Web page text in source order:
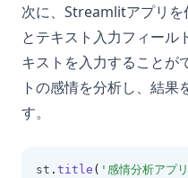
次に、Streamlitアプリ
とテキスト入力フィール
キストを入力することが
トの感情を分析し、結果
す。
st . title ( '感情分析アプ